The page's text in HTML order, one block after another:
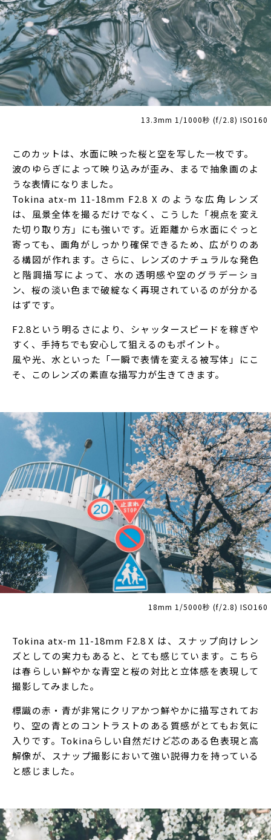
13.3mm 1/1000秒 (f/2.8) ISO160
このカットは、水面に映った桜と空を写した一枚です。
波のゆらぎによって映り込みが歪み、まるで抽象画のよ
うな表情になりました。
Tokina atx-m 11-18mm F2.8 X のような広角レンズ
は、風景全体を撮るだけでなく、こうした「視点を変え
た切り取り方」にも強いです。近距離から水面にぐっと
寄っても、画角がしっかり確保できるため、広がりのあ
る構図が作れます。さらに、レンズのナチュラルな発色
と階調描写によって、水の透明感や空のグラデーショ
ン、桜の淡い色まで破綻なく再現されているのが分かる
はずです。
F2.8という明るさにより、シャッタースピードを稼ぎや
すく、手持ちでも安心して狙えるのもポイント。
風や光、水といった「一瞬で表情を変える被写体」にこ
そ、このレンズの素直な描写力が生きてきます。
18mm 1/5000秒 (f/2.8) ISO160
Tokina atx-m 11-18mm F2.8 X は、スナップ向けレン
ズとしての実力もあると、とても感じています。こちら
は春らしい鮮やかな青空と桜の対比と立体感を表現して
撮影してみました。
標識の赤・青が非常にクリアかつ鮮やかに描写されてお
り、空の青とのコントラストのある質感がとてもお気に
入りです。Tokinaらしい自然だけど芯のある色表現と高
解像が、スナップ撮影において強い説得力を持っている
と感じました。